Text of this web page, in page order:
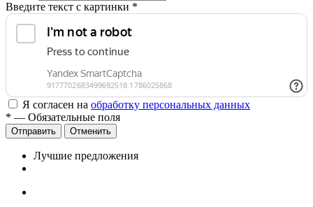
Введите текст с картинки *
Я согласен на обработку персональных данных
* — Обязательные поля
Отменить
Лучшие предложения